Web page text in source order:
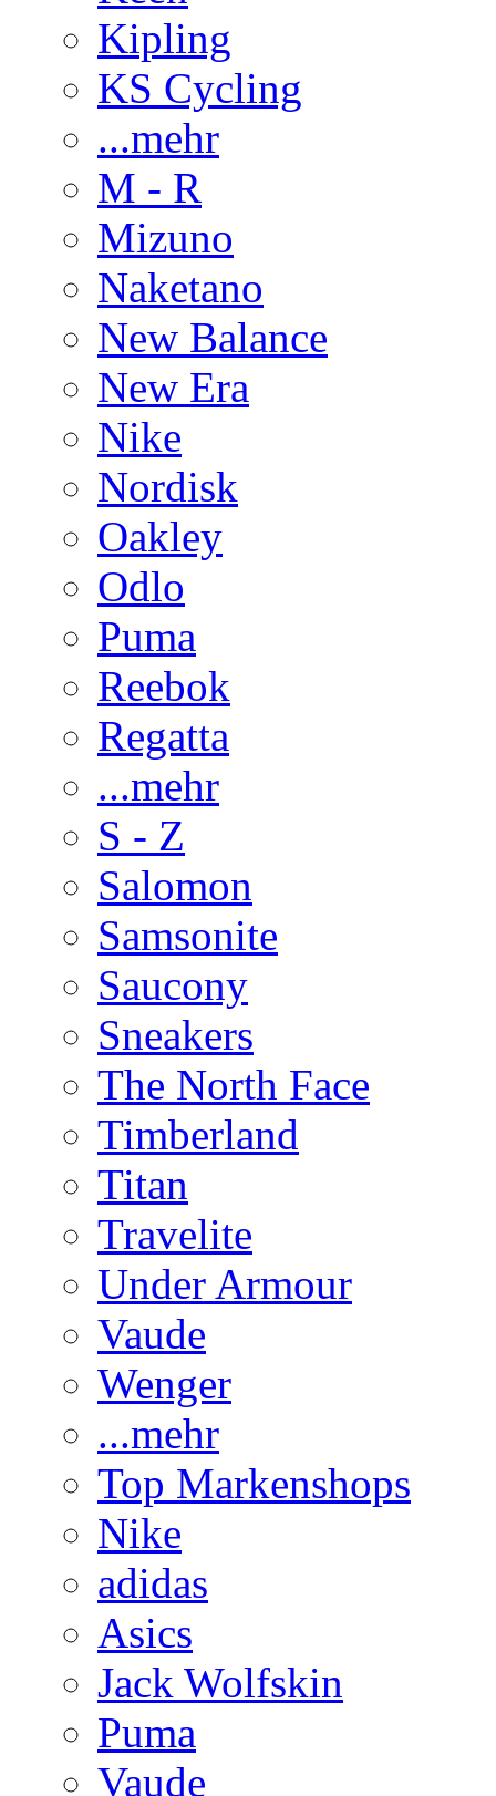
Kipling
KS Cycling
...mehr
M - R
Mizuno
Naketano
New Balance
New Era
Nike
Nordisk
Oakley
Odlo
Puma
Reebok
Regatta
...mehr
S - Z
Salomon
Samsonite
Saucony
Sneakers
The North Face
Timberland
Titan
Travelite
Under Armour
Vaude
Wenger
...mehr
Top Markenshops
Nike
adidas
Asics
Jack Wolfskin
Puma
Vaude